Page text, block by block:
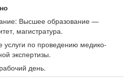
Проекты
Высшее образование —
магистратура.
услуги по проведению медико-
экспертизы.
день.